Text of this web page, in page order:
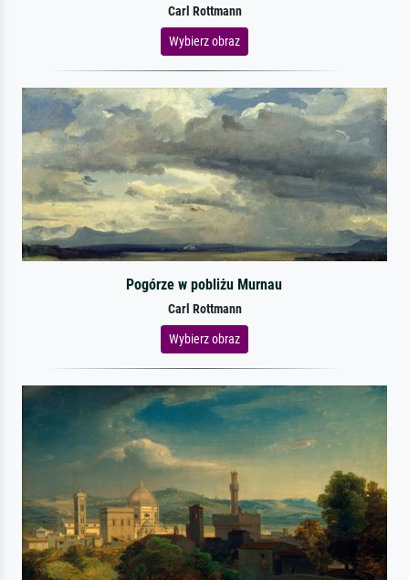
Carl Rottmann
Wybierz obraz
Pogórze w pobliżu Murnau
Carl Rottmann
Wybierz obraz